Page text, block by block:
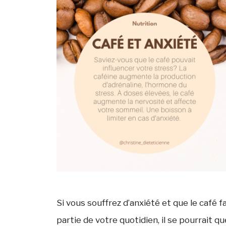
Si vous souffrez d’anxiété et que le café
partie de votre quotidien, il se pourrait